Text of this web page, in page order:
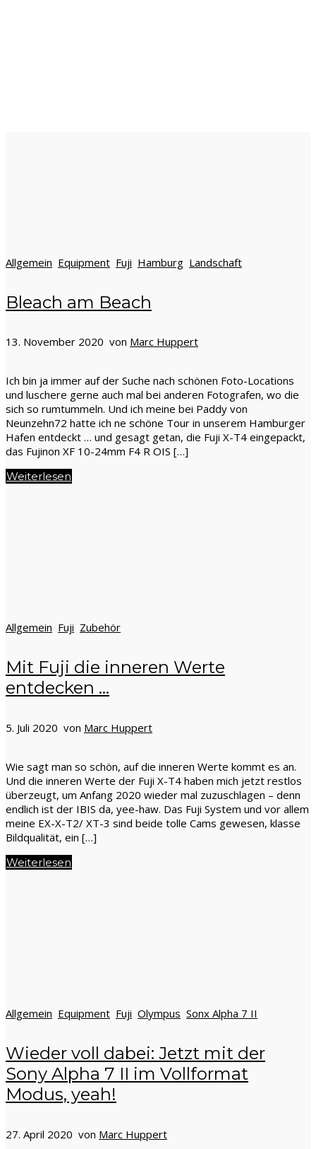
Allgemein Equipment Fuji Hamburg Landschaft
Bleach am Beach
13. November 2020 von Marc Huppert
Ich bin ja immer auf der Suche nach schönen Foto-Locations
und luschere gerne auch mal bei anderen Fotografen, wo die
sich so rumtummeln. Und ich meine bei Paddy von
Neunzehn72 hatte ich ne schöne Tour in unserem Hamburger
Hafen entdeckt … und gesagt getan, die Fuji X-T4 eingepackt,
das Fujinon XF 10-24mm F4 R OIS […]
Weiterlesen
Allgemein Fuji Zubehör
Mit Fuji die inneren Werte
entdecken …
5. Juli 2020 von Marc Huppert
Wie sagt man so schön, auf die inneren Werte kommt es an.
Und die inneren Werte der Fuji X-T4 haben mich jetzt restlos
überzeugt, um Anfang 2020 wieder mal zuzuschlagen – denn
endlich ist der IBIS da, yee-haw. Das Fuji System und vor allem
meine EX-X-T2/ XT-3 sind beide tolle Cams gewesen, klasse
Bildqualität, ein […]
Weiterlesen
Allgemein Equipment Fuji Olympus Sonx Alpha 7 II
Wieder voll dabei: Jetzt mit der
Sony Alpha 7 II im Vollformat
Modus, yeah!
27. April 2020 von Marc Huppert